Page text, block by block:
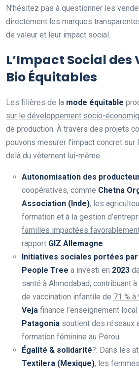
N’hésitez pas à questionner les
directement les marques
de valeur et leur impact social.
L’Impact Social des
Bio Équitables
Les filières de la mode équitable
sur le développement socio-
de production. À travers des projets
pouvons mesurer l’impact concret sur
delà du vêtement lui-même.
Autonomisation des
coopératives, comme Chetna
Association (Inde), les
formation et à la gestion
familles impactées
rapport GIZ Allemagne
Initiatives sociales portées
People Tree a investi en 2023
santé à Ahmedabad, contribuant
de vaccination infantile de 71 %
Veja finance l’enseignement
Patagonia soutient des réseaux
formation féminine au Pérou.
Égalité & solidarité?: Dans les
Textilera (Mexique), les